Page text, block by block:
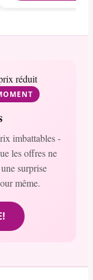
imbattables -
les offres ne
surprise
même.